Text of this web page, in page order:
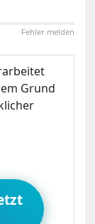
Fehler melden
Grund